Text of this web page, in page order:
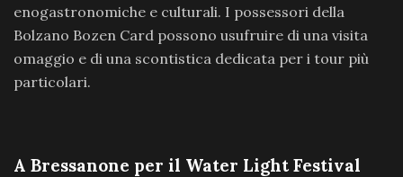
enogastronomiche e culturali. I possessori della
Bolzano Bozen Card possono usufruire di una visita
omaggio e di una scontistica dedicata per i tour più
particolari.
A Bressanone per il Water Light Festival